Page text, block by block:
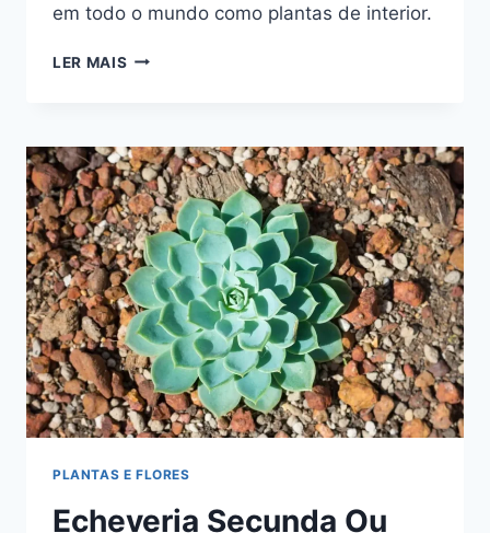
em todo o mundo como plantas de interior.
LER MAIS KALANCHOE
FLORES
VERMELHAS
PLANTAS E FLORES
Echeveria Secunda Ou